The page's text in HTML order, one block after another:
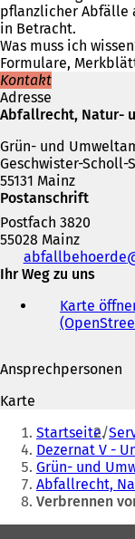
pflanzlicher Abfälle
in Betracht.
Was muss ich
Formulare,
Kontakt
Adresse
Abfallrecht, Natur-
Grün- und
Geschwister-Scholl-
55131 Mainz
Postanschrift
Postfach 3820
55028 Mainz
Telefon,
Fax
abfallbehoerde
Ihr Weg zu uns
Karte
Ansprechpersonen
Karte
Sie
befinden
sich
hier:
Startseite
Dezernat V -
Grün- und
Abfallrecht,
Verbrennen